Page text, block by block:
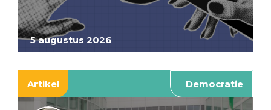
5 augustus 2026
Artikel Democratie